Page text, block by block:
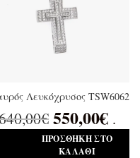
Λευκόχρυσος TSW6062
€ 550,00€ .
ΠΡΟΣΘΉΚΗ ΣΤΟ
ΚΑΛΆΘΙ